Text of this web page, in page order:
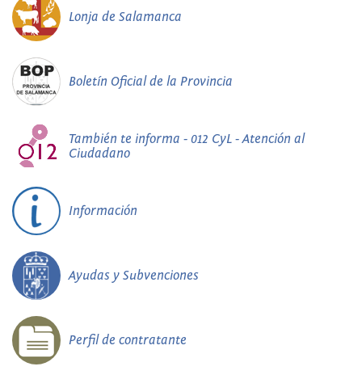
Lonja de Salamanca
Boletín Oficial de la Provincia
También te informa - 012 CyL - Atención al
Ciudadano
Información
Ayudas y Subvenciones
Perfil de contratante